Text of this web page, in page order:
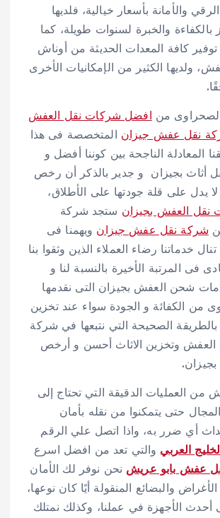
والأمانة بأسعار خيالية، فلديها
والخبرة لسنوات طويلة، كما
كافة المعدات الحديثة من أوناش
ولديها الكثير من الإمكانيات الأخرى
من افضل شركات نقل العفش
نقل عفش جيزان المتخصصة فى هذا
المعادلة الناجحة بين كوننا أفضل و
أثاث بجيزان و جدير بالذكر أن رخص
يدل على قلة جودتها على الأطلاق،
نقل العفش بجيزان ستجد شركة
شركة نقل عفش جيزان ويهمنا فى
خدماتنا رضاء العملاء الذين وثقوا بنا
فى المرتبة الأخيرة بالنسبة لنا و
شحن العفش بجيزان التى نقدمها
من الكفائة و الجودة سواء عند تخزين
بالطريقة الصحيحة التي نتبعها في شركة
العفش وتخزين الاثاث أحسن و أرخص
من العمليات الدقيقة التي تحتاج إلى
حتى يتمكنوا من نقله بأمان
أي ضرر به، واذا اتصل علي الرقم
العربي والتي تعد من افضل اسرع
عفش بابو عريش نحن نوفر لك الأمان
والبضائع المنقولة أيًا كان نوعها،
أحدث الأجهزة في عملنا، وكذلك نمتلك